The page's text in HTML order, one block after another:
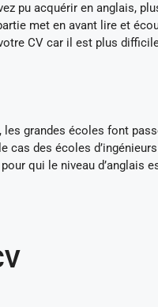
pu acquérir en anglais,
met en avant lire et
CV car il est plus
grandes écoles font
cas des écoles
qui le niveau d’anglais